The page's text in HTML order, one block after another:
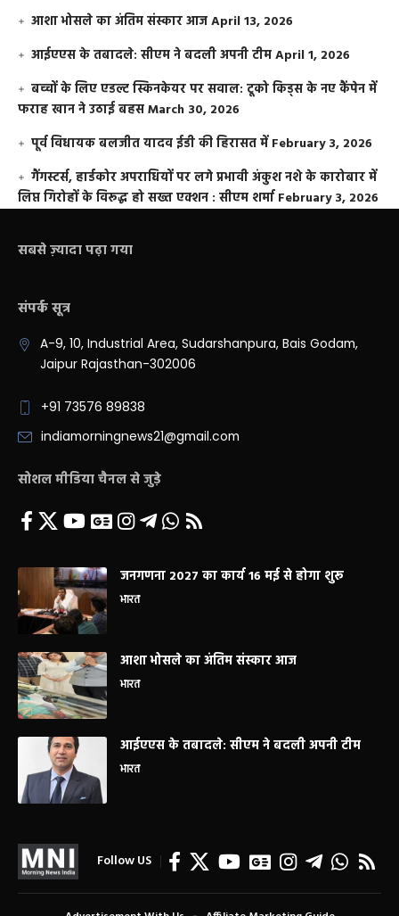
आशा भोसले का अंतिम संस्कार आजApril 13, 2026
आईएएस के तबादले: सीएम ने बदली अपनी टीमApril 1, 2026
बच्चों के लिए एडल्ट स्किनकेयर पर सवाल: टूको किड्स के नए कैंपेन में
फराह खान ने उठाई बहसMarch 30, 2026
पूर्व विधायक बलजीत यादव ईडी की हिरासत में February 3, 2026
गैंगस्टर्स, हार्डकोर अपराधियों पर लगे प्रभावी अंकुश नशे के कारोबार में
लिप्त गिरोहों के विरूद्ध हो सख्त एक्शन : सीएम शर्मा February 3, 2026
सबसे ज़्यादा पढ़ा गया
संपर्क सूत्र
A-9, 10, Industrial Area, Sudarshanpura, Bais Godam,
Jaipur Rajasthan-302006
+91 73576 89838
indiamorningnews21@gmail.com
सोशल मीडिया चैनल से जुड़े
जनगणना 2027 का कार्य 16 मई से होगा शुरू
भारत
आशा भोसले का अंतिम संस्कार आज
भारत
आईएएस के तबादले: सीएम ने बदली अपनी टीम
भारत
Follow US